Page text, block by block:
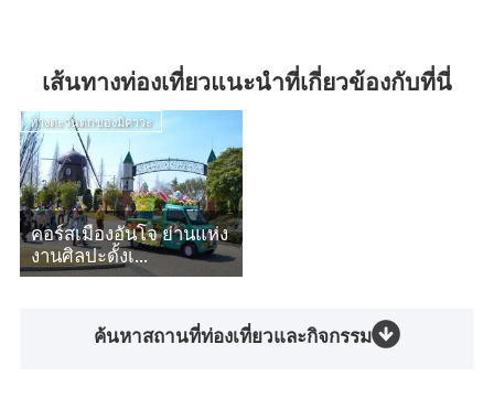
เส้นทางท่องเที่ยวแนะนำที่เกี่ยวข้องกับที่นี่
ทางตะวันตกของมิคาวะ
คอร์สเมืองอันโจ ย่านแห่ง
งานศิลปะดั้งเ...
ค้นหาสถานที่ท่องเที่ยวและกิจกรรม